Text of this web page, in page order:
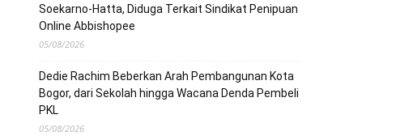
Soekarno-Hatta, Diduga Terkait Sindikat Penipuan
Online Abbishopee
05/08/2026
Dedie Rachim Beberkan Arah Pembangunan Kota
Bogor, dari Sekolah hingga Wacana Denda Pembeli
PKL
05/08/2026